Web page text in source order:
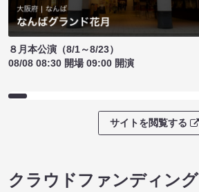
８月本公演（8/1～8/23）
08/08 08:30 開場 09:00 開演
サイトを閲覧する
クラウドファンディング